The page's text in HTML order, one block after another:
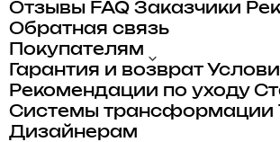
Отзывы FAQ Заказчики
Обратная связь
Покупателям
Гарантия и возврат
Рекомендации по уходу
Системы трансформации
Дизайнерам